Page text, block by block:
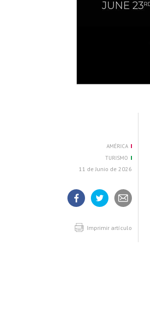
AMÉRICA
TURISMO
11 de Junio de 2026
en
FacebookTwitter
Imprimir artículo